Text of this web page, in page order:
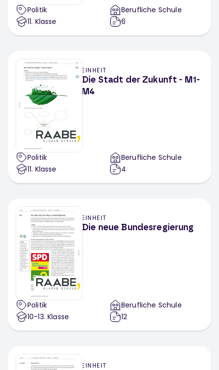
Politik
11. Klasse
Berufliche Schule
6
EINHEIT
Die Stadt der Zukunft - M1-
M4
Politik
11. Klasse
Berufliche Schule
4
EINHEIT
Die neue Bundesregierung
Politik
10-13. Klasse
Berufliche Schule
12
EINHEIT